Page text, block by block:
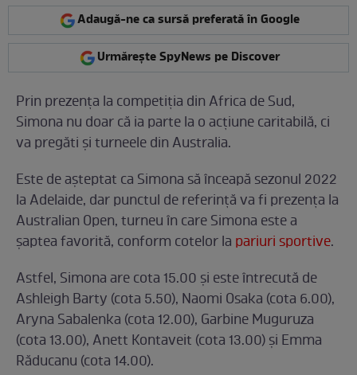
Adaugă-ne ca sursă preferată în Google
Urmărește SpyNews pe Discover
Prin prezența la competiția din Africa de Sud,
Simona nu doar că ia parte la o acțiune caritabilă, ci
va pregăti și turneele din Australia.
Este de așteptat ca Simona să înceapă sezonul 2022
la Adelaide, dar punctul de referință va fi prezența la
Australian Open, turneu în care Simona este a
șaptea favorită, conform cotelor la pariuri sportive.
Astfel, Simona are cota 15.00 și este întrecută de
Ashleigh Barty (cota 5.50), Naomi Osaka (cota 6.00),
Aryna Sabalenka (cota 12.00), Garbine Muguruza
(cota 13.00), Anett Kontaveit (cota 13.00) și Emma
Răducanu (cota 14.00).